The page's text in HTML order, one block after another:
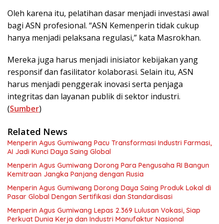
Oleh karena itu, pelatihan dasar menjadi investasi awal
bagi ASN profesional. “ASN Kemenperin tidak cukup
hanya menjadi pelaksana regulasi,” kata Masrokhan.
Mereka juga harus menjadi inisiator kebijakan yang
responsif dan fasilitator kolaborasi. Selain itu, ASN
harus menjadi penggerak inovasi serta penjaga
integritas dan layanan publik di sektor industri.
(Sumber)
Related News
Menperin Agus Gumiwang Pacu Transformasi Industri Farmasi,
AI Jadi Kunci Daya Saing Global
Menperin Agus Gumiwang Dorong Para Pengusaha RI Bangun
Kemitraan Jangka Panjang dengan Rusia
Menperin Agus Gumiwang Dorong Daya Saing Produk Lokal di
Pasar Global Dengan Sertifikasi dan Standardisasi
Menperin Agus Gumiwang Lepas 2.369 Lulusan Vokasi, Siap
Perkuat Dunia Kerja dan Industri Manufaktur Nasional